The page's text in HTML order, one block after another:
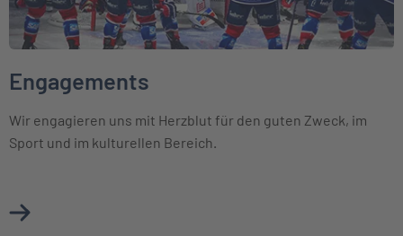
Engagements
Wir engagieren uns mit Herzblut für den guten Zweck, im
Sport und im kulturellen Bereich.
Mehr über Engagements erfahren